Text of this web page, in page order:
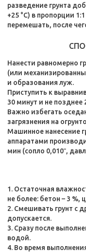
разведение грунта
+25 °C) в пропорции
перемешать, после
Нанести равномерно
(или
и образования луж.
Приступить к
30 минут и не позднее
Важно избегать
загрязнения на
Машинное нанесение
аппаратами
мин (сопло 0,010ʺ,
Остаточная
не более: бетон – 3 %,
2. Смешивать грунт с
допускается.
3. Сразу после
водой.
4. Во время